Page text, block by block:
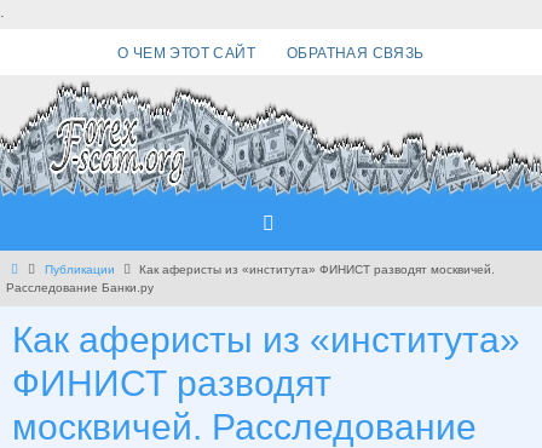
.
О ЧЕМ ЭТОТ САЙТ ОБРАТНАЯ СВЯЗЬ
Главная
Публикации
Как аферисты из «института» ФИНИСТ разводят москвичей.
Расследование Банки.ру
Как аферисты из «института»
ФИНИСТ разводят
москвичей. Расследование